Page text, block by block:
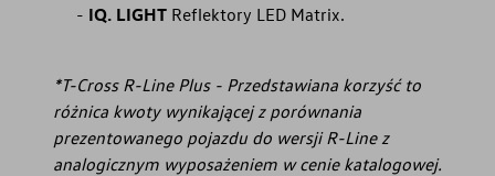
IQ. LIGHT Reflektory LED Matrix.
*T-Cross R-Line Plus - Przedstawiana korzyść to
różnica kwoty wynikającej z porównania
prezentowanego pojazdu do wersji R-Line z
analogicznym wyposażeniem w cenie katalogowej.